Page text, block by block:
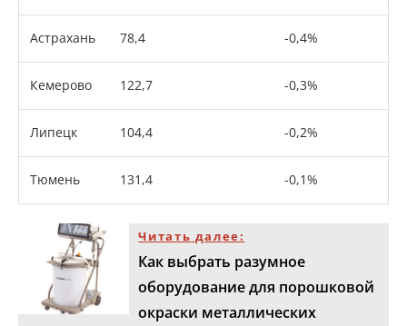
Астрахань 78,4 -0,4%
Кемерово 122,7 -0,3%
Липецк 104,4 -0,2%
Тюмень 131,4 -0,1%
Читать далее:
Как выбрать разумное
оборудование для порошковой
окраски металлических